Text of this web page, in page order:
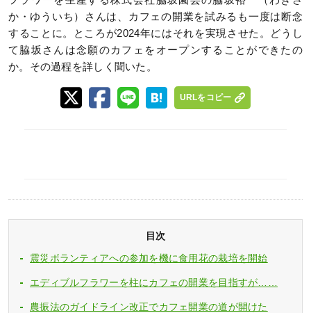
か・ゆういち）さんは、カフェの開業を試みるも一度は断念
することに。ところが2024年にはそれを実現させた。どうし
て脇坂さんは念願のカフェをオープンすることができたの
か。その過程を詳しく聞いた。
URLをコピー
目次
震災ボランティアへの参加を機に食用花の栽培を開始
エディブルフラワーを柱にカフェの開業を目指すが……
農振法のガイドライン改正でカフェ開業の道が開けた